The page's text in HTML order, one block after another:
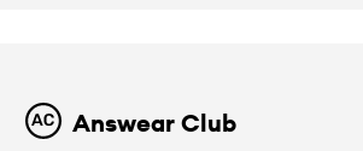
Answear Club